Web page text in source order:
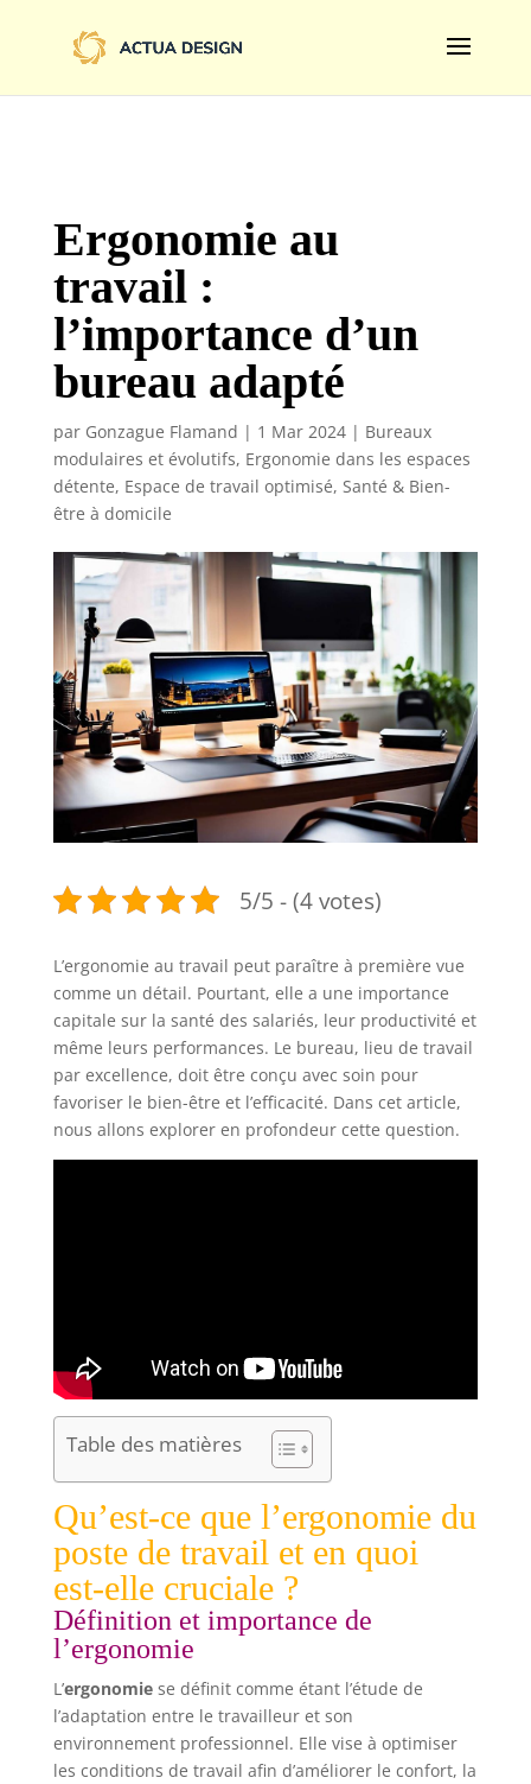
family=Limelight&display=swap');
Ergonomie au
travail :
l’importance d’un
bureau adapté
par Gonzague Flamand | 1 Mar 2024| Bureaux
modulaires et évolutifs, Ergonomie dans les espaces
détente, Espace de travail optimisé, Santé & Bien-
être à domicile
5/5 - (4 votes)
L’ergonomie au travail peut paraître à première vue
comme un détail. Pourtant, elle a une importance
capitale sur la santé des salariés, leur productivité et
même leurs performances. Le bureau, lieu de travail
par excellence, doit être conçu avec soin pour
favoriser le bien-être et l’efficacité. Dans cet article,
nous allons explorer en profondeur cette question.
Table des matières
Qu’est-ce que l’ergonomie du
poste de travail et en quoi
est-elle cruciale ?
Définition et importance de
l’ergonomie
L’ergonomiese définit comme étant l’étude de
l’adaptation entre le travailleur et son
environnement professionnel. Elle vise à optimiser
les conditions de travail afin d’améliorer le confort, la